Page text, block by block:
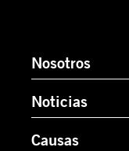
Nosotros
Noticias
Causas